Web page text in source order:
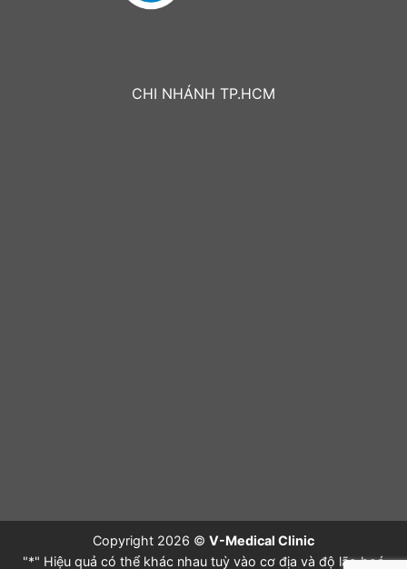
CHI NHÁNH TP.HCM
Copyright 2026 © V-Medical Clinic
"*" Hiệu quả có thể khác nhau tuỳ vào cơ địa và độ lão hoá